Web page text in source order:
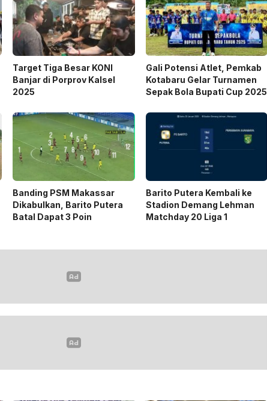
Target Tiga Besar KONI
Banjar di Porprov Kalsel
2025
Gali Potensi Atlet, Pemkab
Kotabaru Gelar Turnamen
Sepak Bola Bupati Cup 2025
Banding PSM Makassar
Dikabulkan, Barito Putera
Batal Dapat 3 Poin
Barito Putera Kembali ke
Stadion Demang Lehman
Matchday 20 Liga 1